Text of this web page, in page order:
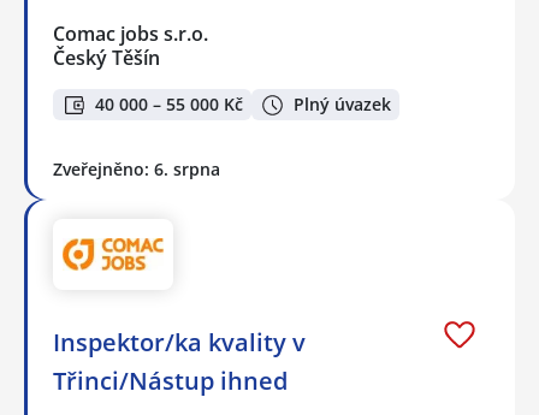
Comac jobs s.r.o.
Český Těšín
40 000 – 55 000 Kč Plný úvazek
Zveřejněno: 6. srpna
Inspektor/ka kvality v
Třinci/Nástup ihned